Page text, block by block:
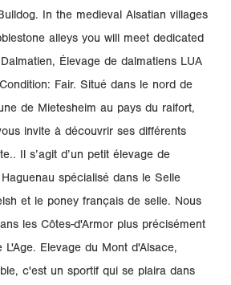
In the medieval Alsatian villages
alleys you will meet dedicated
Élevage de dalmatiens LUA
Fair. Situé dans le nord de
de Mietesheim au pays du raifort,
invite à découvrir ses différents
Il s’agit d’un petit élevage de
spécialisé dans le Selle
et le poney français de selle. Nous
les Côtes-d'Armor plus précisément
Elevage du Mont d'Alsace,
c'est un sportif qui se plaira dans